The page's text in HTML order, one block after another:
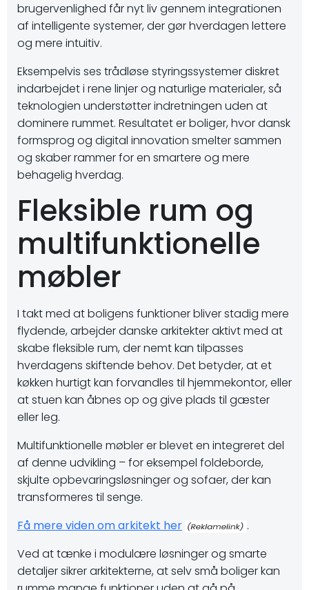
brugervenlighed får nyt liv gennem integrationen
af intelligente systemer, der gør hverdagen lettere
og mere intuitiv.
Eksempelvis ses trådløse styringssystemer diskret
indarbejdet i rene linjer og naturlige materialer, så
teknologien understøtter indretningen uden at
dominere rummet. Resultatet er boliger, hvor dansk
formsprog og digital innovation smelter sammen
og skaber rammer for en smartere og mere
behagelig hverdag.
Fleksible rum og
multifunktionelle
møbler
I takt med at boligens funktioner bliver stadig mere
flydende, arbejder danske arkitekter aktivt med at
skabe fleksible rum, der nemt kan tilpasses
hverdagens skiftende behov. Det betyder, at et
køkken hurtigt kan forvandles til hjemmekontor, eller
at stuen kan åbnes op og give plads til gæster
eller leg.
Multifunktionelle møbler er blevet en integreret del
af denne udvikling – for eksempel foldeborde,
skjulte opbevaringsløsninger og sofaer, der kan
transformeres til senge.
Få mere viden om arkitekt her
.
Ved at tænke i modulære løsninger og smarte
detaljer sikrer arkitekterne, at selv små boliger kan